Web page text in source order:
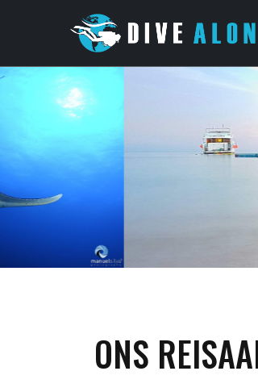
ONS